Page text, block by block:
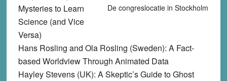
De congreslocatie in Stockholm
Mysteries to Learn
Science (and Vice
Versa)
Hans Rosling and Ola Rosling (Sweden): A Fact-
based Worldview Through Animated Data
Hayley Stevens (UK): A Skeptic’s Guide to Ghost